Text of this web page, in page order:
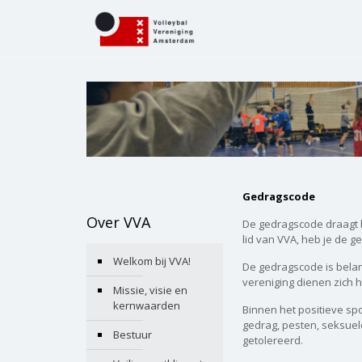
Over VVA
Welkom bij VVA!
Missie, visie en
kernwaarden
Bestuur
Gedragscode
De gedragscode
lid van VVA, heb je de
De gedragscode is
vereniging dienen zich
Binnen het positieve
gedrag, pesten,
getolereerd.